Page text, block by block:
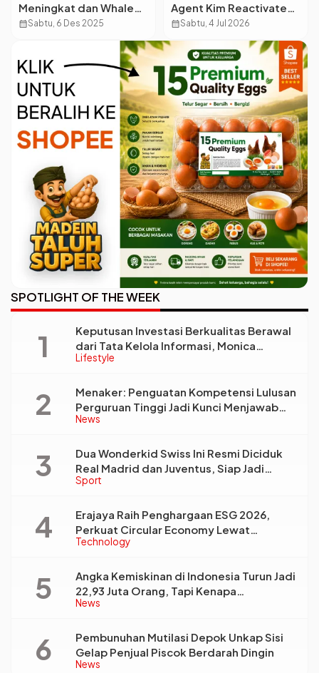
Meningkat dan Whale
Melepas Aset Sehingga
BTC Berpotensi Jatuh
calendar_monthSabtu, 6 Des 2025
Agent Kim Reactivated,
Serial Spionase yang
Bertabur Bintang Top!
calendar_monthSabtu, 4 Jul 2026
SPOTLIGHT OF THE WEEK
Lifestyle
Keputusan Investasi Berkualitas Berawal
dari Tata Kelola Informasi, Monica
Triyadi: Bukan Sekadar Analisis
News
Menaker: Penguatan Kompetensi Lulusan
Perguruan Tinggi Jadi Kunci Menjawab
Kebutuhan Dunia Kerja
Sport
Dua Wonderkid Swiss Ini Resmi Diciduk
Real Madrid dan Juventus, Siap Jadi
Bintang Baru Eropa
Technology
Erajaya Raih Penghargaan ESG 2026,
Perkuat Circular Economy Lewat
Pengelolaan Limbah Berkelanjutan
News
Angka Kemiskinan di Indonesia Turun Jadi
22,93 Juta Orang, Tapi Kenapa
Ketimpangan Desa dan Kota Malah Makin
News
Pembunuhan Mutilasi Depok Unkap Sisi
Gelap Penjual Piscok Berdarah Dingin